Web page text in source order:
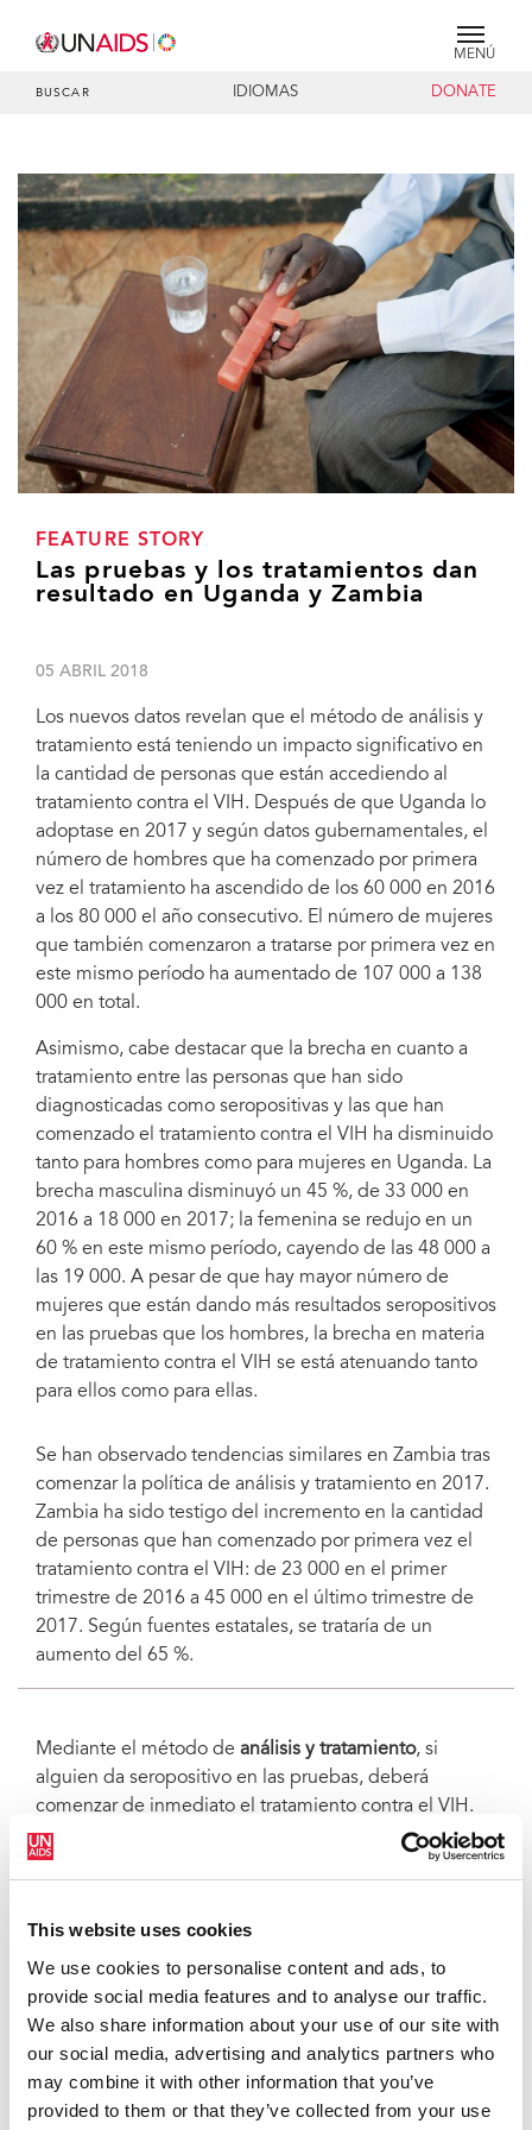
This website uses cookies
We use cookies to personalise content and ads, to
provide social media features and to analyse our traffic.
We also share information about your use of our site with
our social media, advertising and analytics partners who
may combine it with other information that you’ve
provided to them or that they’ve collected from your use
MENÚ
BUSCAR IDIOMAS DONATE
Kampala, Uganda, April 2013. Credit: UNAIDS
FEATURE STORY
Las pruebas y los tratamientos dan
resultado en Uganda y Zambia
05 ABRIL 2018
Los nuevos datos revelan que el método de análisis y
tratamiento está teniendo un impacto significativo en
la cantidad de personas que están accediendo al
tratamiento contra el VIH. Después de que Uganda lo
adoptase en 2017 y según datos gubernamentales, el
número de hombres que ha comenzado por primera
vez el tratamiento ha ascendido de los 60 000 en 2016
a los 80 000 el año consecutivo. El número de mujeres
que también comenzaron a tratarse por primera vez en
este mismo período ha aumentado de 107 000 a 138
000 en total.
Asimismo, cabe destacar que la brecha en cuanto a
tratamiento entre las personas que han sido
diagnosticadas como seropositivas y las que han
comenzado el tratamiento contra el VIH ha disminuido
tanto para hombres como para mujeres en Uganda. La
brecha masculina disminuyó un 45 %, de 33 000 en
2016 a 18 000 en 2017; la femenina se redujo en un
60 % en este mismo período, cayendo de las 48 000 a
las 19 000. A pesar de que hay mayor número de
mujeres que están dando más resultados seropositivos
en las pruebas que los hombres, la brecha en materia
de tratamiento contra el VIH se está atenuando tanto
para ellos como para ellas.
Se han observado tendencias similares en Zambia tras
comenzar la política de análisis y tratamiento en 2017.
Zambia ha sido testigo del incremento en la cantidad
de personas que han comenzado por primera vez el
tratamiento contra el VIH: de 23 000 en el primer
trimestre de 2016 a 45 000 en el último trimestre de
2017. Según fuentes estatales, se trataría de un
aumento del 65 %.
Mediante el método de análisis y tratamiento, si
alguien da seropositivo en las pruebas, deberá
comenzar de inmediato el tratamiento contra el VIH.
Antes de la llegada de este método, las personas que
vivían con el VIH tenían que esperar a que su recuento
comenzar el tratamiento.
Los efectos del análisis y del tratamiento se
observaron después de la reciente creación de las
llamadas “salas de situación” en Uganda y Zambia.
Las salas de situación son plataformas software
interactivas que centralizan los datos del VIH, entre